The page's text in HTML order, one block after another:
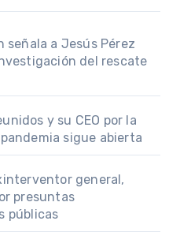
señala a Jesús Pérez
del rescate
y su CEO por la
sigue abierta
general,
presuntas
públicas